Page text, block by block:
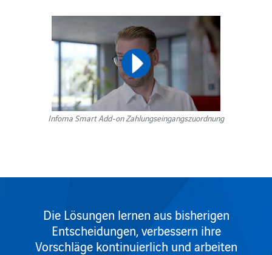
Infoma Smart Add-on Zahlungseingangszuordnung
Die Lösungen lernen aus bisherigen
Entscheidungen, verbessern ihre
Vorschläge kontinuierlich und arbeiten